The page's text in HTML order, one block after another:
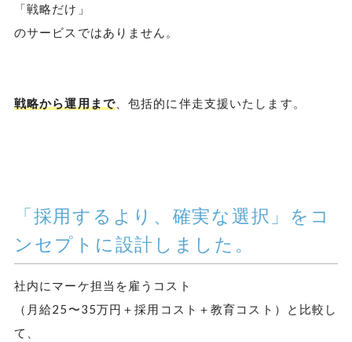
「戦略だけ」
のサービスではありません。
戦略から運用まで、包括的に伴走支援いたします。
「採用するより、確実な選択」をコ
ンセプトに設計しました。
社内にマーケ担当を雇うコスト
（月給25〜35万円＋採用コスト＋教育コスト）と比較し
て、